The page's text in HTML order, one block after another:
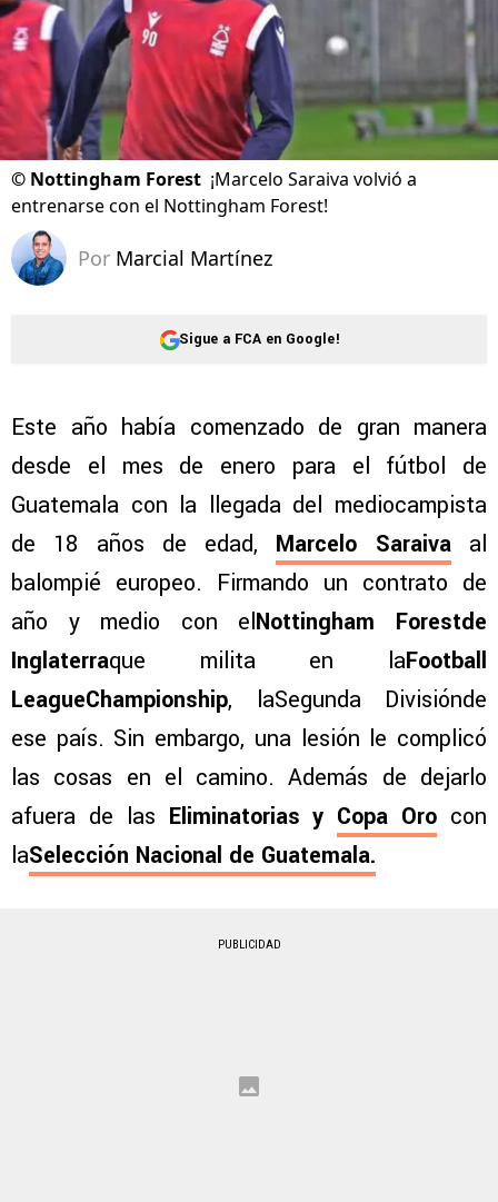
© Nottingham Forest ¡Marcelo Saraiva volvió a
entrenarse con el Nottingham Forest!
Por Marcial Martínez
Sigue a FCA en Google!
Este año había comenzado de gran manera
desde el mes de enero para el fútbol de
Guatemala con la llegada del mediocampista
de 18 años de edad, Marcelo Saraivaal
balompié europeo. Firmando un contrato de
año y medio con elNottingham Forestde
Inglaterraque milita en laFootball
LeagueChampionship, laSegunda Divisiónde
ese país. Sin embargo, una lesión le complicó
las cosas en el camino. Además de dejarlo
afuera de las Eliminatorias y Copa Oro con
laSelección Nacional de Guatemala.
PUBLICIDAD